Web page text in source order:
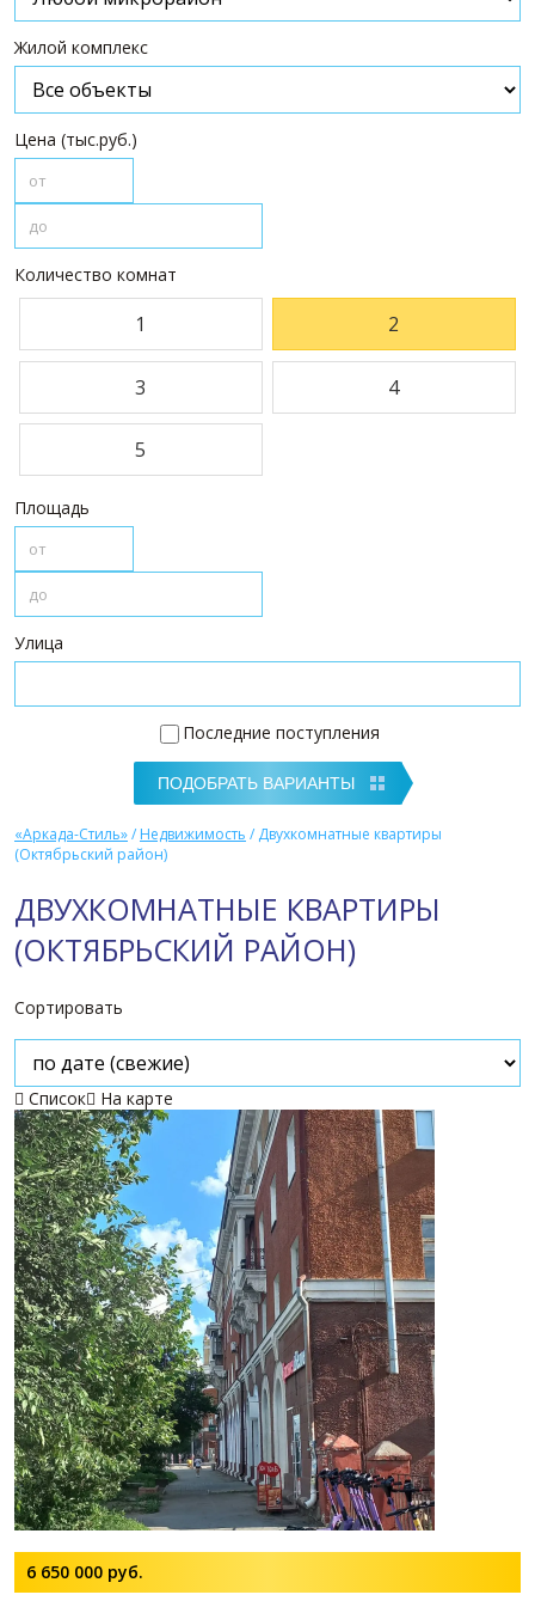
ПАРТНЕРЫ
О НАС
Отзывы о нас на Флампе
Жилой комплекс
Цена (тыс.руб.)
Количество комнат
1 2
3 4
5
Площадь
Улица
Последние поступления
«Аркада-Стиль»/ Недвижимость / Двухкомнатные квартиры
(Октябрьский район)
ДВУХКОМНАТНЫЕ КВАРТИРЫ
(ОКТЯБРЬСКИЙ РАЙОН)
Сортировать
 Список На карте
6 650 000 руб.